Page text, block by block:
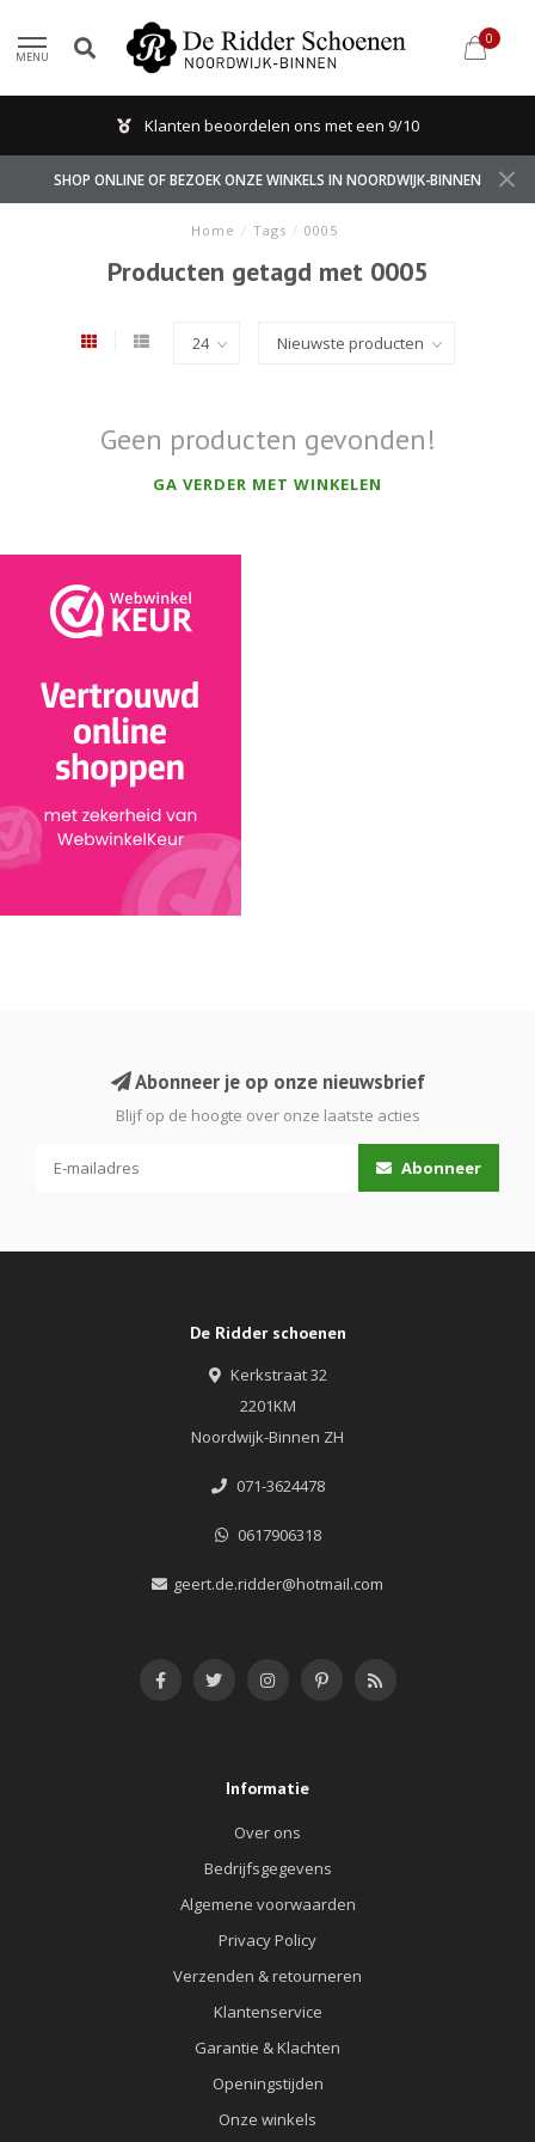
MENU
0
Klanten beoordelen ons met een 9/10
SHOP ONLINE OF BEZOEK ONZE WINKELS IN NOORDWIJK-BINNEN
Home / Tags / 0005
Producten getagd met 0005
Geen producten gevonden!
GA VERDER MET WINKELEN
Abonneer je op onze nieuwsbrief
Blijf op de hoogte over onze laatste acties
Abonneer
De Ridder schoenen
Kerkstraat 32
2201KM
Noordwijk-Binnen ZH
071-3624478
0617906318
geert.de.ridder@hotmail.com
Informatie
Over ons
Bedrijfsgegevens
Algemene voorwaarden
Privacy Policy
Verzenden & retourneren
Klantenservice
Garantie & Klachten
Openingstijden
Onze winkels